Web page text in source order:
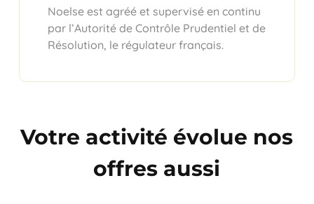
Noelse est agréé et supervisé en continu
par l’Autorité de Contrôle Prudentiel et de
Résolution, le régulateur français.
Votre activité évolue nos
offres aussi